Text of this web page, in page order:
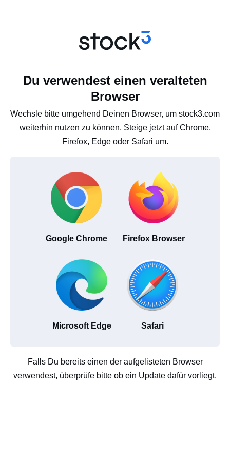
Du verwendest einen veralteten
Browser
Wechsle bitte umgehend Deinen Browser, um stock3.com
weiterhin nutzen zu können. Steige jetzt auf Chrome,
Firefox, Edge oder Safari um.
Google Chrome Firefox Browser
Microsoft Edge Safari
Falls Du bereits einen der aufgelisteten Browser
verwendest, überprüfe bitte ob ein Update dafür vorliegt.